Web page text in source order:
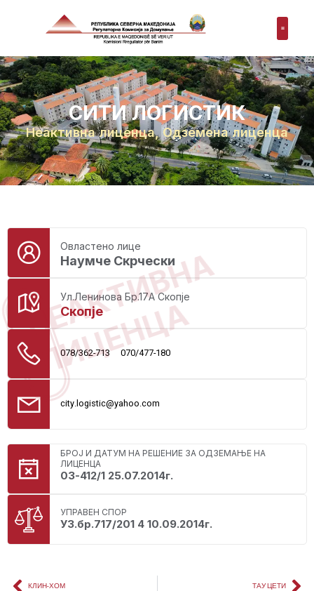
СИТИ ЛОГИСТИК
Неактивна лиценца, Одземена лиценца
Овластено лице
Наумче Скрчески
Ул.Ленинова Бр.17А Скопје
Скопје
078/362-713 070/477-180
city.logistic@yahoo.com
БРОЈ И ДАТУМ НА РЕШЕНИЕ ЗА ОДЗЕМАЊЕ НА
ЛИЦЕНЦА
03-412/1 25.07.2014г.
УПРАВЕН СПОР
У3.бр.717/201 4 10.09.2014г.
НЕАКТИВНА
ЛИЦЕНЦА
КЛИН-ХОМ ТАУ ЦЕТИ